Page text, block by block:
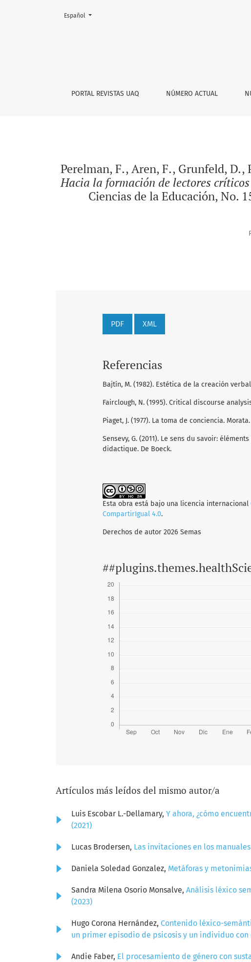
Perelman, F., Aren, F., Grunfeld, D., Rubinovich, G.,
PORTAL REVISTAS UAQ NÚMERO ACTUAL
Cambiar el idioma. El actual es:
Español
Perelman, F., Aren, F., Grunfeld, D.,
Hacia la formación de lectores
Ciencias de la Educación, No.
PDF XML
Referencias
Bajtín, M. (1982). Estética de la creación
Fairclough, N. (1995). Critical discourse
Piaget, J. (1977). La toma de conciencia. Morata.
Sensevy, G. (2011). Le sens du savoir:
didactique. De Boeck.
Esta obra está bajo una licencia internacional
CompartirIgual 4.0.
Derechos de autor 2026 Semas
Artículos más leídos del mismo autor/a
Luis Escobar L.-Dellamary, Y ahora, ¿cómo
(2021)
Lucas Brodersen, Las invitaciones en los
Daniela Soledad Gonzalez, Metáforas y
Sandra Milena Osorio Monsalve, Análisis léxico
(2023)
Hugo Corona Hernández, Contenido léxico-
un primer episodio de psicosis y un individuo
Andie Faber, El procesamiento de género con